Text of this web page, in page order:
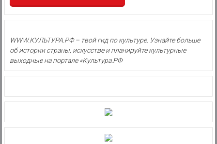
WWW.КУЛЬТУРА.РФ – твой гид по культуре. Узнайте больше
об истории страны, искусстве и планируйте культурные
выходные на портале «Культура.РФ